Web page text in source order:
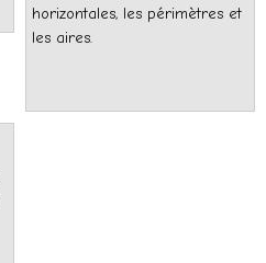
horizontales, les périmètres et
les aires.